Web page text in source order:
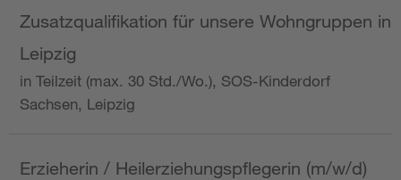
Zusatzqualifikation für unsere Wohngruppen in
Leipzig
in Teilzeit (max. 30 Std./Wo.), SOS-Kinderdorf
Sachsen, Leipzig
Erzieherin / Heilerziehungspflegerin (m/w/d)